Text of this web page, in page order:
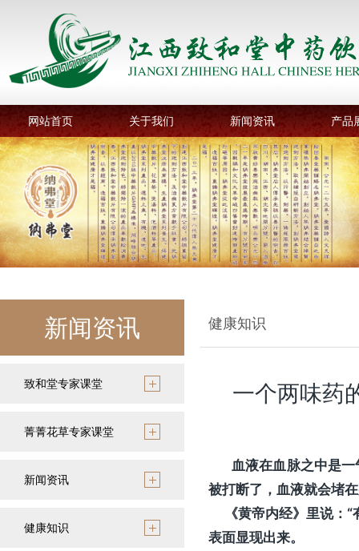
网站首页 关于我们 新闻资讯 产品
新闻资讯
致和堂专家课堂
菁菁花草专家课堂
新闻资讯
健康知识
健康知识
一个两味药
血液在血脉之中是一
被打断了，血液就会堵
《黄帝内经》里说：“
表面显现出来。